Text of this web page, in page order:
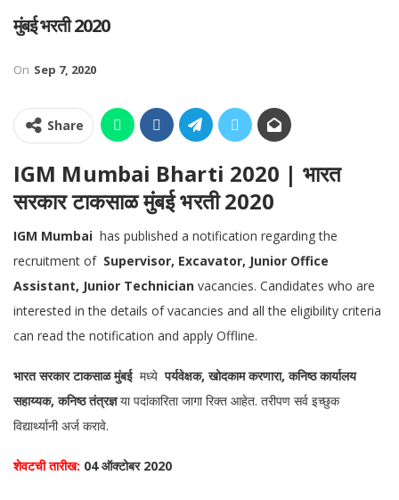
मुंबई भरती 2020
On Sep 7, 2020
Share
IGM Mumbai Bharti 2020 | भारत
सरकार टाकसाळ मुंबई भरती 2020
IGM Mumbai has published a notification regarding the
recruitment ofSupervisor, Excavator, Junior Office
Assistant, Junior Technician vacancies. Candidates who are
interested in the details of vacancies and all the eligibility criteria
can read the notification and apply Offline.
भारत सरकार टाकसाळ मुंबई मध्ये पर्यवेक्षक, खोदकाम करणारा, कनिष्ठ कार्यालय
सहाय्यक, कनिष्ठ तंत्रज्ञया पदांकारिता जागा रिक्त आहेत. तरीपण सर्व इच्छुक
विद्यार्थ्यानी अर्ज करावे.
शेवटची तारीख: 04 ऑक्टोबर 2020